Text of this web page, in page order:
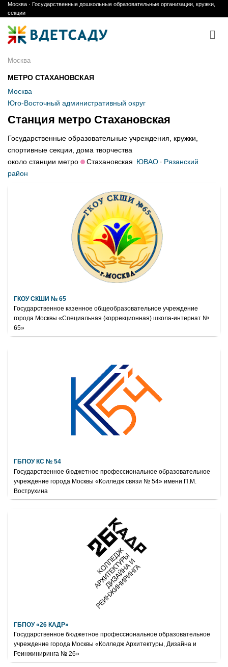
Skip
to
content
Москва · Государственные дошкольные образовательные организации, кружки,
секции
Москва
МЕТРО СТАХАНОВСКАЯ
Москва
Юго-Восточный административный округ
Станция метро Стахановская
Государственные образовательные учреждения, кружки,
спортивные секции, дома творчества
около станции метро
Стахановская ЮВАО· Рязанский
район
ГКОУ СКШИ № 65
Государственное казенное общеобразовательное учреждение
города Москвы «Специальная (коррекционная) школа-интернат №
65»
ГБПОУ КС № 54
Государственное бюджетное профессиональное образовательное
учреждение города Москвы «Колледж связи № 54» имени П.М.
Вострухина
ГБПОУ «26 КАДР»
Государственное бюджетное профессиональное образовательное
учреждение города Москвы «Колледж Архитектуры, Дизайна и
Реинжиниринга № 26»